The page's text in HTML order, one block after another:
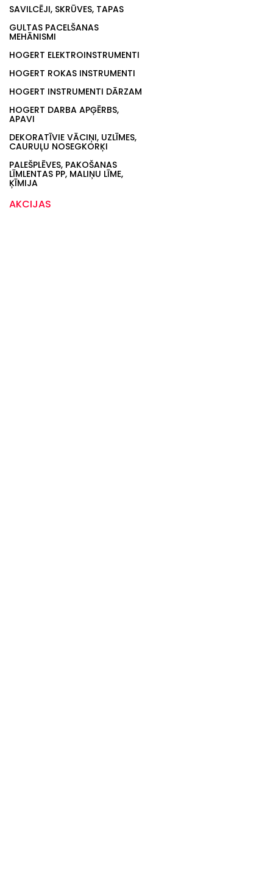
SAVILCĒJI, SKRŪVES, TAPAS
GULTAS PACELŠANAS
MEHĀNISMI
HOGERT ELEKTROINSTRUMENTI
HOGERT ROKAS INSTRUMENTI
HOGERT INSTRUMENTI DĀRZAM
HOGERT DARBA APĢĒRBS,
APAVI
DEKORATĪVIE VĀCIŅI, UZLĪMES,
CAURUĻU NOSEGKORĶI
PALEŠPLĒVES, PAKOŠANAS
LĪMLENTAS PP, MALIŅU LĪME,
ĶĪMIJA
AKCIJAS